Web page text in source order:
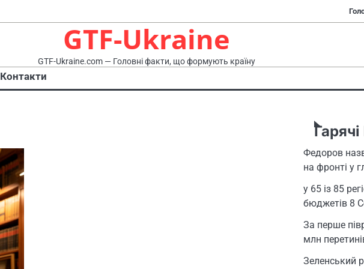
GTF-Ukraine
GTF-Ukraine.com — Головні факти, що формують країну
Контакти
Федоров
на фронті у
у 65 із 85
бюджетів 8
За перше
млн
Зеленський